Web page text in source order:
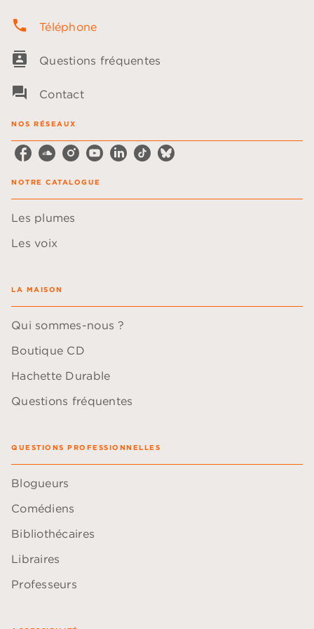
phone Téléphone
contacts Questions fréquentes
question_answer Contact
NOS RÉSEAUX
NOTRE CATALOGUE
Les plumes
Les voix
LA MAISON
Qui sommes-nous ?
Boutique CD
Hachette Durable
Questions fréquentes
QUESTIONS PROFESSIONNELLES
Blogueurs
Comédiens
Bibliothécaires
Libraires
Professeurs